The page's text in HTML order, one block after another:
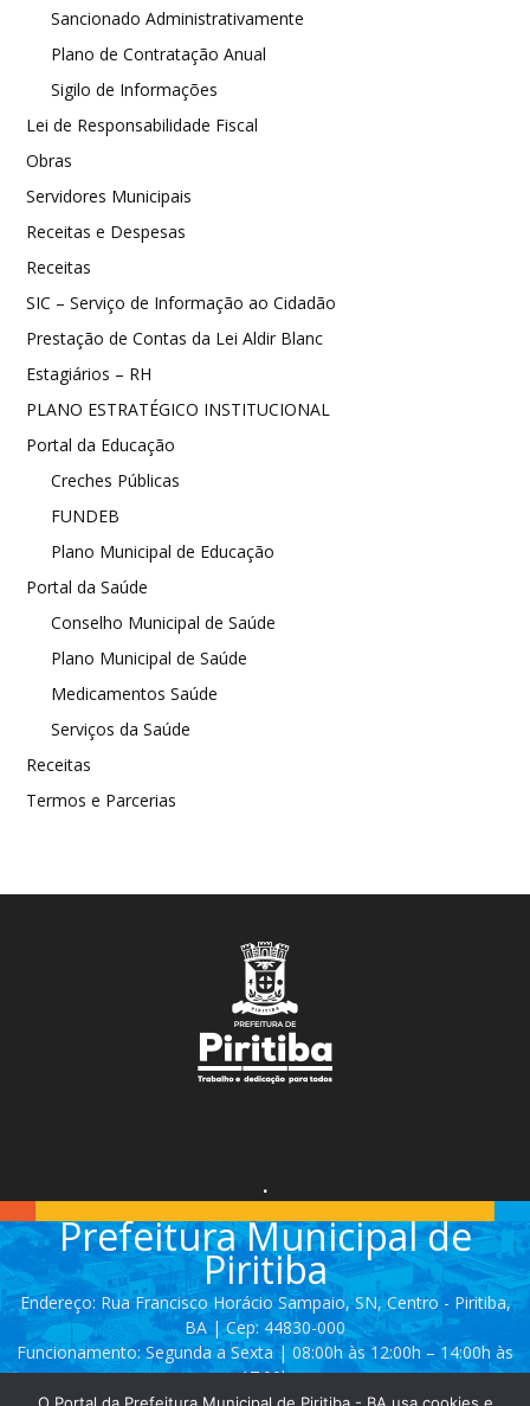
Sancionado Administrativamente
Plano de Contratação Anual
Sigilo de Informações
Lei de Responsabilidade Fiscal
Obras
Servidores Municipais
Receitas e Despesas
Receitas
SIC – Serviço de Informação ao Cidadão
Prestação de Contas da Lei Aldir Blanc
Estagiários – RH
PLANO ESTRATÉGICO INSTITUCIONAL
Portal da Educação
Creches Públicas
FUNDEB
Plano Municipal de Educação
Portal da Saúde
Conselho Municipal de Saúde
Plano Municipal de Saúde
Medicamentos Saúde
Serviços da Saúde
Receitas
Termos e Parcerias
.
Prefeitura Municipal de
Piritiba
Endereço: Rua Francisco Horácio Sampaio, SN, Centro - Piritiba,
BA | Cep: 44830-000
Funcionamento: Segunda a Sexta | 08:00h às 12:00h – 14:00h às
17:00h